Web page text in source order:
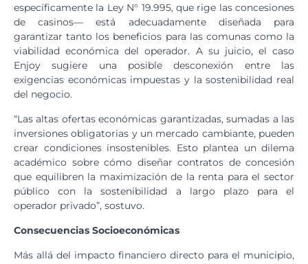
específicamente la Ley N° 19.995, que rige las concesiones
de casinos— está adecuadamente diseñada para
garantizar tanto los beneficios para las comunas como la
viabilidad económica del operador. A su juicio, el caso
Enjoy sugiere una posible desconexión entre las
exigencias económicas impuestas y la sostenibilidad real
del negocio.
“Las altas ofertas económicas garantizadas, sumadas a las
inversiones obligatorias y un mercado cambiante, pueden
crear condiciones insostenibles. Esto plantea un dilema
académico sobre cómo diseñar contratos de concesión
que equilibren la maximización de la renta para el sector
público con la sostenibilidad a largo plazo para el
operador privado”, sostuvo.
Consecuencias Socioeconómicas
Más allá del impacto financiero directo para el municipio,